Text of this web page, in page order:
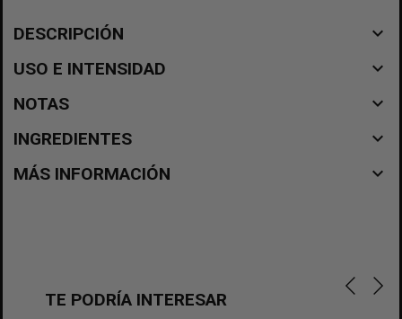
DESCRIPCIÓN navigate_before
USO E INTENSIDAD navigate_before
NOTAS navigate_before
INGREDIENTES navigate_before
MÁS INFORMACIÓN navigate_before
TE PODRÍA INTERESAR